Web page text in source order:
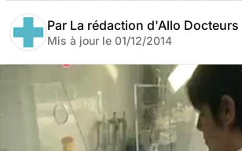
Par La rédaction d'Allo Docteurs
Mis à jour le 01/12/2014